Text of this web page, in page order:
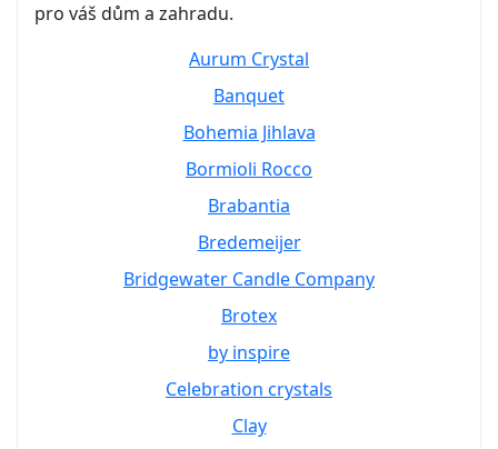
pro váš dům a zahradu.
Aurum Crystal
Banquet
Bohemia Jihlava
Bormioli Rocco
Brabantia
Bredemeijer
Bridgewater Candle Company
Brotex
by inspire
Celebration crystals
Clay